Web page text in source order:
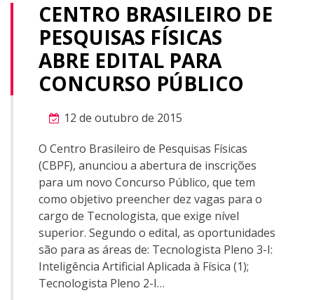
CENTRO BRASILEIRO DE
PESQUISAS FÍSICAS
ABRE EDITAL PARA
CONCURSO PÚBLICO
12 de outubro de 2015
O Centro Brasileiro de Pesquisas Físicas
(CBPF), anunciou a abertura de inscrições
para um novo Concurso Público, que tem
como objetivo preencher dez vagas para o
cargo de Tecnologista, que exige nível
superior. Segundo o edital, as oportunidades
são para as áreas de: Tecnologista Pleno 3-I:
Inteligência Artificial Aplicada à Física (1);
Tecnologista Pleno 2-I…